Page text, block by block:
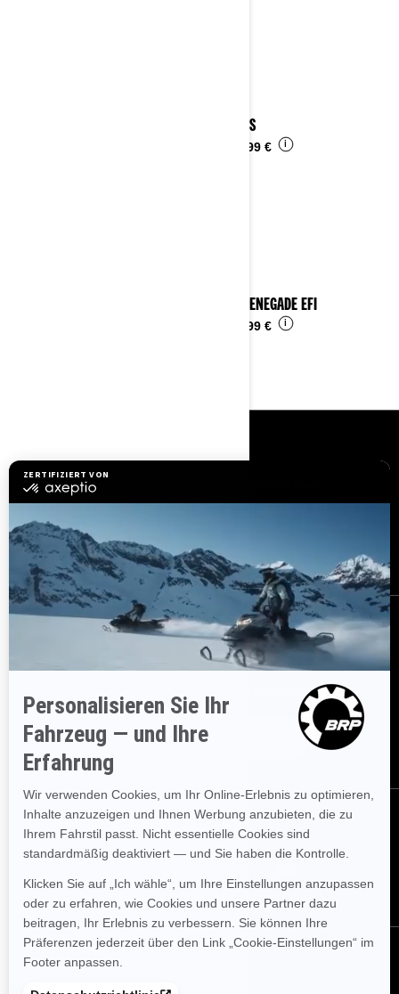
2023 DS
6.399 € i
2023 RENEGADE EFI
4.799 € i
Brauchen Sie Hilfe
Karriere
Händler werden
BESTELLEN
Melden Sie sich für unsere E-Mails an.Erhalten Sie die neuesten
Nachrichten, Veranstaltungen und Angebote.
ABONNIEREN
FOLGEN SIE UNS